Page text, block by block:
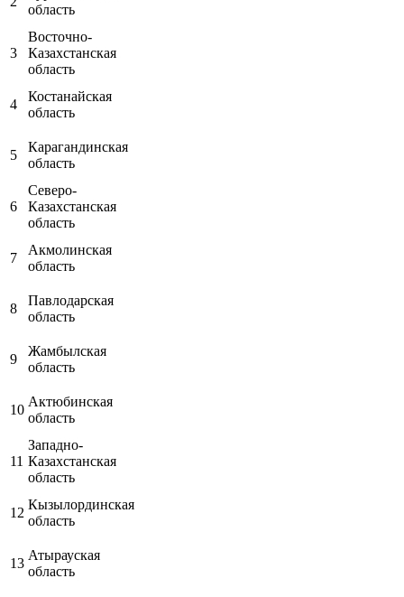
область
3
Восточно-
Казахстанская
область
4
Костанайская
область
5
Карагандинская
область
6
Северо-
Казахстанская
область
7
Акмолинская
область
8
Павлодарская
область
9
Жамбылская
область
10
Актюбинская
область
11
Западно-
Казахстанская
область
12
Кызылординская
область
13
Атырауская
область